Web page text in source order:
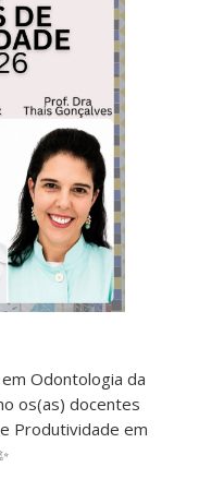
Odontologia da
os(as) docentes
Produtividade em